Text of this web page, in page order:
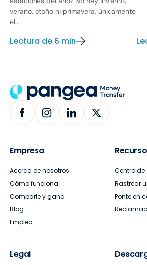
verano, otoño ni primavera, únicamente
el...
Lectura de 6 min
Empresa
Acerca de nosotros
Cómo funciona
Comparte y gana
Blog
Empleo
Centro
Rastrear
Ponte en
Legal